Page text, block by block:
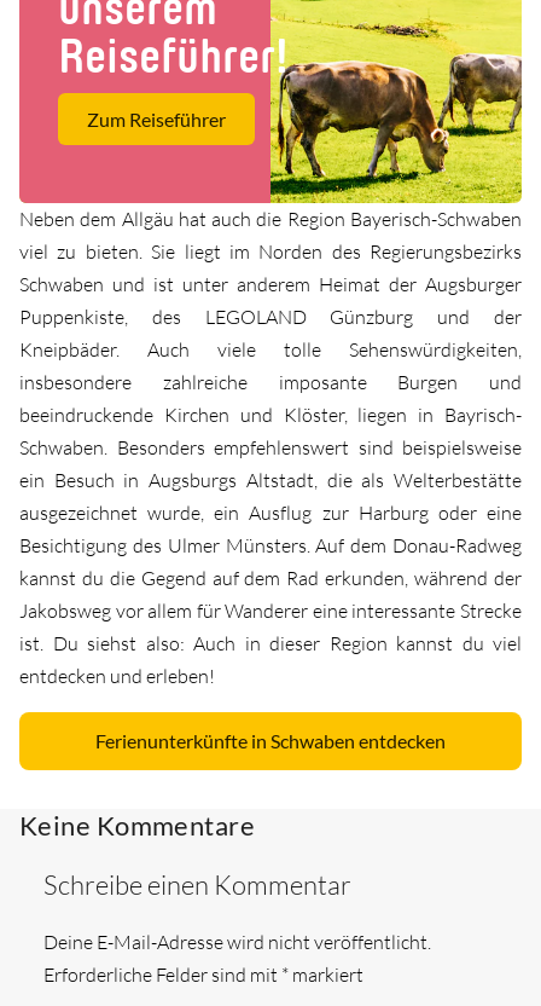
Reiseführer!
Zum Reiseführer
Neben dem Allgäu hat auch die Region Bayerisch-Schwaben
viel zu bieten. Sie liegt im Norden des Regierungsbezirks
Schwaben und ist unter anderem Heimat der Augsburger
Puppenkiste, des LEGOLAND Günzburg und der
Kneipbäder. Auch viele tolle Sehenswürdigkeiten,
insbesondere zahlreiche imposante Burgen und
beeindruckende Kirchen und Klöster, liegen in Bayrisch-
Schwaben. Besonders empfehlenswert sind beispielsweise
ein Besuch in Augsburgs Altstadt, die als Welterbestätte
ausgezeichnet wurde, ein Ausflug zur Harburg oder eine
Besichtigung des Ulmer Münsters. Auf dem Donau-Radweg
kannst du die Gegend auf dem Rad erkunden, während der
Jakobsweg vor allem für Wanderer eine interessante Strecke
ist. Du siehst also: Auch in dieser Region kannst du viel
entdecken und erleben!
Ferienunterkünfte in Schwaben entdecken
Keine Kommentare
Schreibe einen Kommentar
Deine E-Mail-Adresse wird nicht veröffentlicht.
Erforderliche Felder sind mit * markiert